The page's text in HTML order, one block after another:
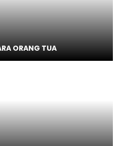
ORANG TUA